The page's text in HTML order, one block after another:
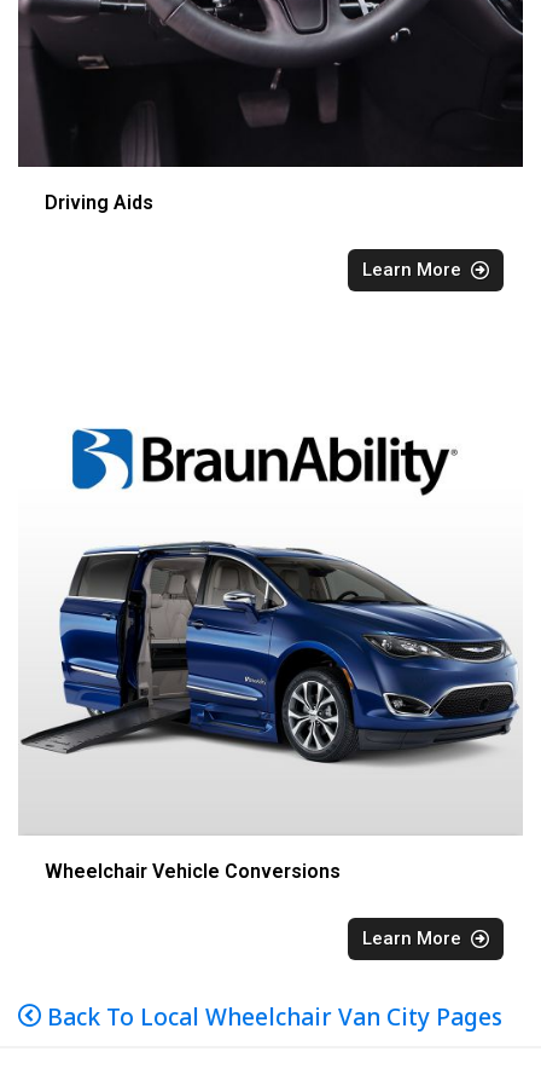
Driving Aids
Learn More
Wheelchair Vehicle Conversions
Learn More
Back To Local Wheelchair Van City Pages